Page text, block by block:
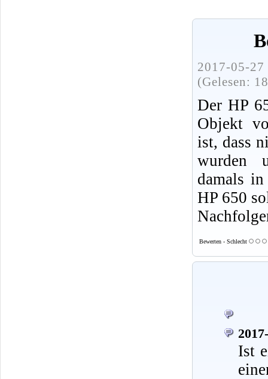
2017-05-
(Gelesen:
Der HP
Objekt
ist, dass
wurden
damals
HP 650
Bewerten - Schlecht
Ist